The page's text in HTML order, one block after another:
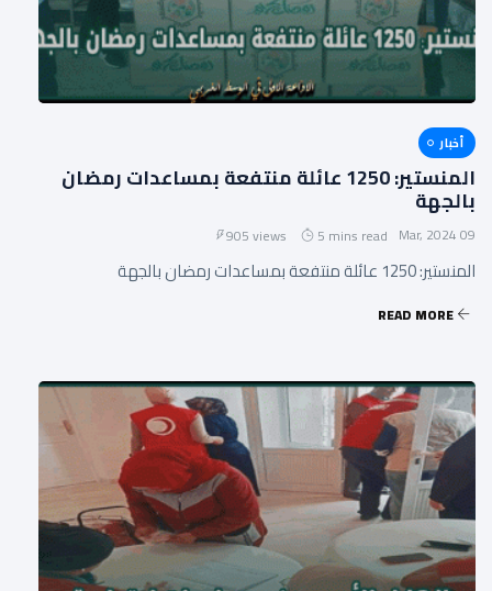
أخبار
المنستير: 1250 عائلة منتفعة بمساعدات رمضان
بالجهة
09 Mar, 2024
5 mins read
905 views
المنستير: 1250 عائلة منتفعة بمساعدات رمضان بالجهة
READ MORE